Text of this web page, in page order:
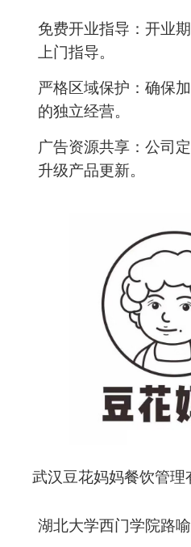
广告资源共享：公司
升级产品更新。
严格区域保护：确保
的独立经营。
免费开业指导：开业
上门指导。
湖北大学西门学院路
武汉豆花妈妈餐饮管理